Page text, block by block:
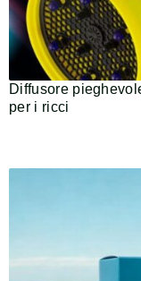
Diffusore
per i ricci